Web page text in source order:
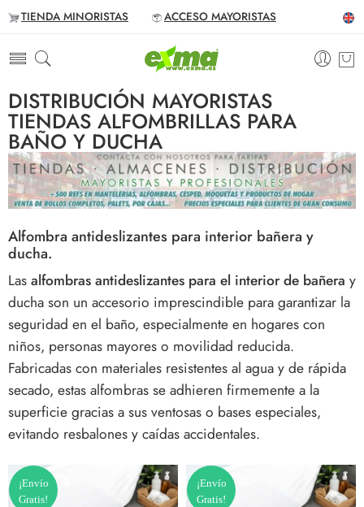
TIENDA MINORISTAS ACCESO MAYORISTAS
DISTRIBUCIÓN MAYORISTAS
TIENDAS ALFOMBRILLAS PARA
BAÑO Y DUCHA
Alfombra antideslizantes para interior bañera y
ducha.
Lasalfombras antideslizantes para el interior de bañera y
ducha son un accesorio imprescindible para garantizar la
seguridad en el baño, especialmente en hogares con
niños, personas mayores o movilidad reducida.
Fabricadas con materiales resistentes al agua y de rápida
secado, estas alfombras se adhieren firmemente a la
superficie gracias a sus ventosas o bases especiales,
evitando resbalones y caídas accidentales.
¡Envío
Gratis!
¡Envío
Gratis!